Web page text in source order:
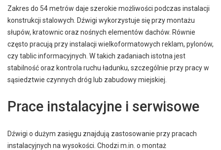
Zakres do 54 metrów daje szerokie możliwości podczas instalacji
konstrukcji stalowych. Dźwigi wykorzystuje się przy montażu
słupów, kratownic oraz nośnych elementów dachów. Równie
często pracują przy instalacji wielkoformatowych reklam, pylonów,
czy tablic informacyjnych. W takich zadaniach istotna jest
stabilność oraz kontrola ruchu ładunku, szczególnie przy pracy w
sąsiedztwie czynnych dróg lub zabudowy miejskiej.
Prace instalacyjne i serwisowe
Dźwigi o dużym zasięgu znajdują zastosowanie przy pracach
instalacyjnych na wysokości. Chodzi m.in. o montaż